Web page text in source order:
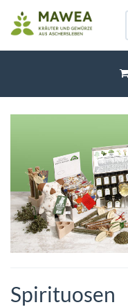
Spirituosen